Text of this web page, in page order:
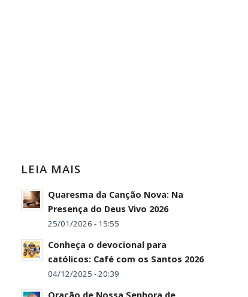
LEIA MAIS
Quaresma da Canção Nova: Na
Presença do Deus Vivo 2026
25/01/2026 - 15:55
Conheça o devocional para
católicos: Café com os Santos 2026
04/12/2025 - 20:39